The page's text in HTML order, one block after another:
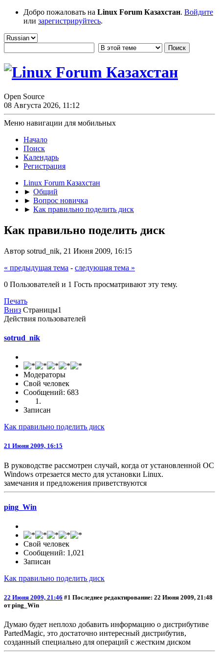
Добро пожаловать на Linux Forum Казахстан. Войдите
или зарегистрируйтесь.
Open Source
08 Августа 2026, 11:12
Меню навигации для мобильных
Начало
Поиск
Календарь
Регистрация
Linux Forum Казахстан
► Общий
► Вопрос новичка
► Как правильно поделить диск
Как правильно поделить диск
Автор sotrud_nik, 21 Июня 2009, 16:15
« предыдущая тема - следующая тема »
0 Пользователей и 1 Гость просматривают эту тему.
Печать
Вниз Страницы1
Действия пользователей
sotrud_nik
Модераторы
Свой человек
Сообщений: 683
Записан
Как правильно поделить диск
21 Июня 2009, 16:15
В руководстве рассмотрен случай, когда от установленной ОС
Windows отрезается место для установки Linux.
замечания и предложения приветствуются
ping_Win
Свой человек
Сообщений: 1,021
Записан
Как правильно поделить диск
22 Июня 2009, 21:46 #1 Последнее редактирование: 22 Июня 2009, 21:48
от ping_Win
Думаю будет неплохо добавить информацию о дистрибутиве
PartedMagic, это достаточно интересный дистрибутив,
созданный специально для операций с жестким диском